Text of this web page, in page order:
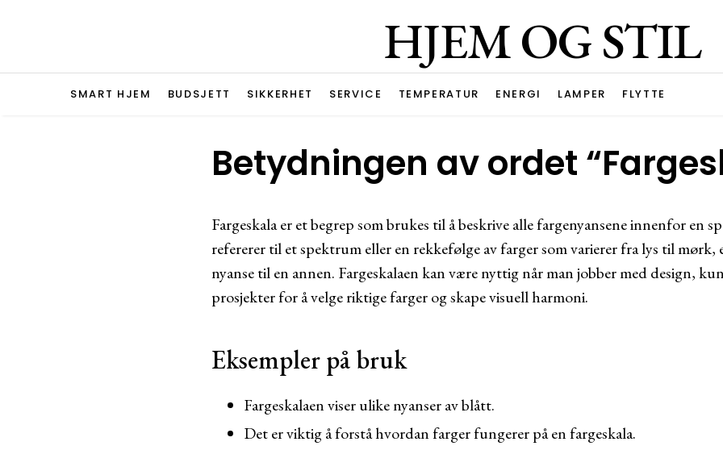
HJEM OG STIL
SMART HJEM BUDSJETT SIKKERHET SERVICE TEMPERATUR ENERGI LAMPER FLYTTE
Betydningen av ordet
Fargeskala er et begrep som brukes til å beskrive alle fargenyansene innenfor en
refererer til et spektrum eller en rekkefølge av farger som varierer fra lys til mørk,
nyanse til en annen. Fargeskalaen kan være nyttig når man jobber med design,
prosjekter for å velge riktige farger og skape visuell harmoni.
Eksempler på bruk
Fargeskalaen viser ulike nyanser av blått.
Det er viktig å forstå hvordan farger fungerer på en fargeskala.